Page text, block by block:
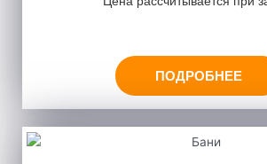
ПОДРОБНЕЕ